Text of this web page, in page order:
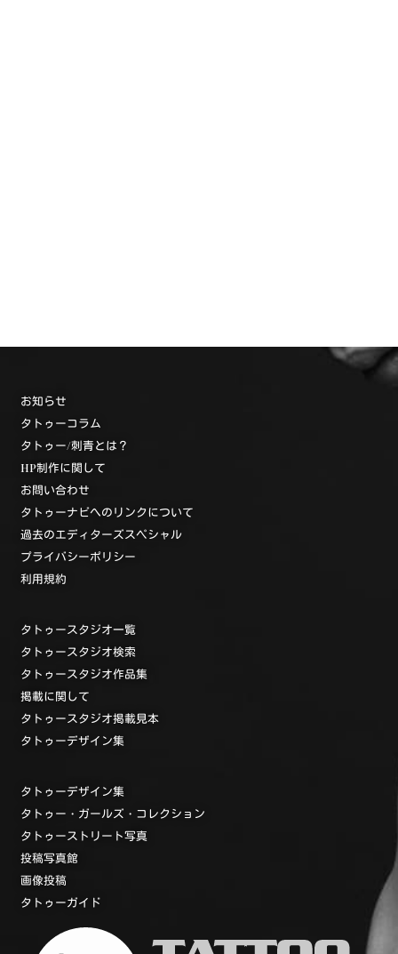
お知らせ
タトゥーコラム
タトゥー/刺青とは？
HP制作に関して
お問い合わせ
タトゥーナビへのリンクについて
過去のエディターズスペシャル
プライバシーポリシー
利用規約
タトゥースタジオ一覧
タトゥースタジオ検索
タトゥースタジオ作品集
掲載に関して
タトゥースタジオ掲載見本
タトゥーデザイン集
タトゥーデザイン集
タトゥー・ガールズ・コレクション
タトゥーストリート写真
投稿写真館
画像投稿
タトゥーガイド